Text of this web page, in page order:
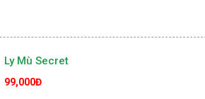
Ly Mù Secret
99,000Đ